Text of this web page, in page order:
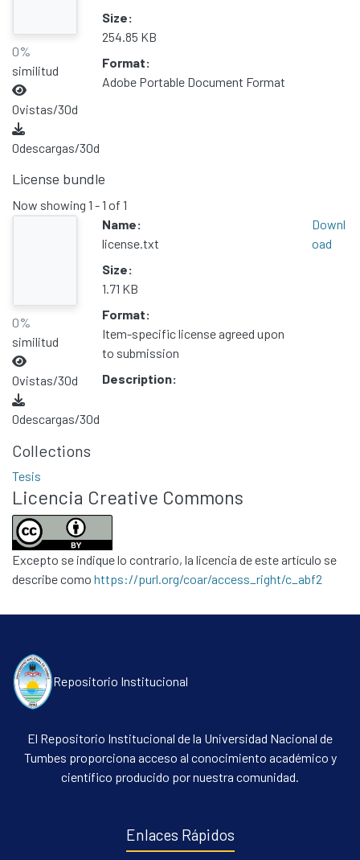
0%
similitud
0vistas/30d
0descargas/30d
Size:
254.85 KB
Format:
Adobe Portable Document Format
License bundle
Now showing 1 - 1 of 1
0%
similitud
0vistas/30d
0descargas/30d
Name:
license.txt
Size:
1.71 KB
Format:
Item-specific license agreed upon
to submission
Description:
Downl
oad
Collections
Tesis
Licencia Creative Commons
Excepto se indique lo contrario, la licencia de este artículo se
describe como https://purl.org/coar/access_right/c_abf2
Repositorio Institucional
El Repositorio Institucional de la Universidad Nacional de
Tumbes proporciona acceso al conocimiento académico y
científico producido por nuestra comunidad.
Enlaces Rápidos